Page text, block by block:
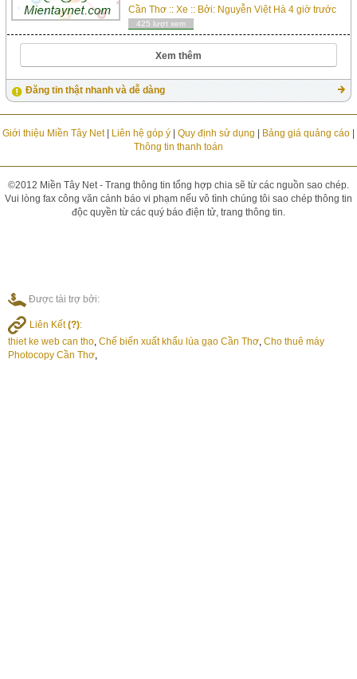
dầu) là sản phẩm cô lập nhanh dầu tràn vãi trên
nền sàn và mặt nước. Được áp dụng CÔNG
NGHỆ NANO làm cải thiện khả năng thấm hút tối
ưu. Lin...
Cần Thơ ::Xe :: Bởi: Nguyễn Việt Hà 4 giờ trước
425 lượt xem
Xem thêm
Đăng tin thật nhanh và dễ dàng
Giới thiệu Miền Tây Net| Liên hệ góp ý| Quy định sử dụng Bảng giá quảng cáo|
Thông tin thanh toán
©2012 Miền Tây Net - Trang thông tin tổng hợp chia sẽ từ các nguồn sao chép.
Vui lòng fax công văn cảnh báo vi phạm nếu vô tình chúng tôi sao chép thông tin
độc quyền từ các quý báo điện tử, trang thông tin.
Được tài trợ bởi:
Liên Kết(?):
thiet ke web can tho, Chế biến xuất khẩu lúa gạo Cần Thơ, Cho thuê máy
Photocopy Cần Thơ,